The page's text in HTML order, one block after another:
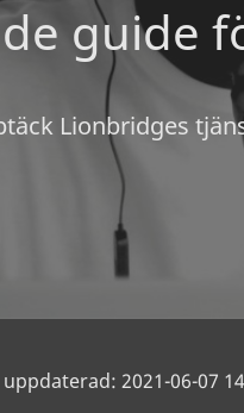
guide
Lionbridges
2021-06-07